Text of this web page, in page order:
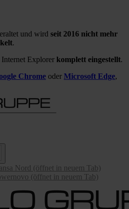
und wird seit 2016 nicht mehr
.
Explorer komplett eingestellt.
Chrome oder Microsoft Edge,